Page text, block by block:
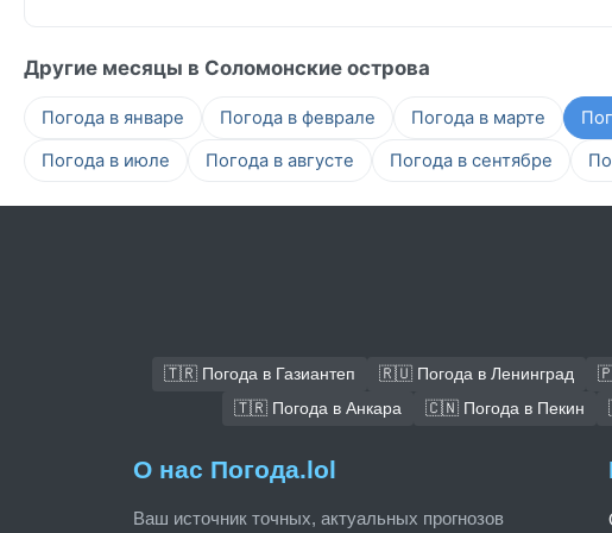
Другие месяцы в Соломонские острова
Погода в январе Погода в феврале Погода в марте
Погода в июле
Погода в августе Погода в сентябре
🇹🇷 Погода в Газиантеп 🇷🇺 Погода в Ленинград
🇹🇷 Погода в Анкара
🇨🇳 Погода в Пекин
О нас Погода.lol
Ваш источник точных, актуальных прогнозов